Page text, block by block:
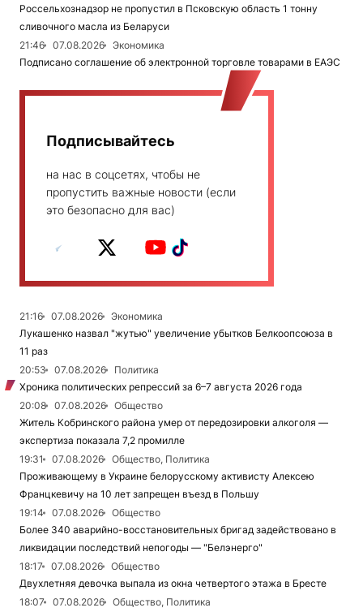
Россельхознадзор не пропустил в Псковскую область 1 тонну
сливочного масла из Беларуси
21:46
07.08.2026
Экономика
Подписано соглашение об электронной торговле товарами в ЕАЭС
Подписывайтесь
на нас в соцсетях, чтобы не
пропустить важные новости (если
это безопасно для вас)
21:16 07.08.2026
Экономика
Лукашенко назвал "жутью" увеличение убытков Белкоопсоюза в
11 раз
20:53
07.08.2026
Политика
Хроника политических репрессий за 6–7 августа 2026 года
20:08
07.08.2026
Общество
Житель Кобринского района умер от передозировки алкоголя —
экспертиза показала 7,2 промилле
19:31
07.08.2026
Общество, Политика
Проживающему в Украине белорусскому активисту Алексею
Францкевичу на 10 лет запрещен въезд в Польшу
19:14
07.08.2026
Общество
Более 340 аварийно-восстановительных бригад задействовано в
ликвидации последствий непогоды — "Белэнерго"
18:17
07.08.2026
Общество
Двухлетняя девочка выпала из окна четвертого этажа в Бресте
18:07
07.08.2026
Общество, Политика